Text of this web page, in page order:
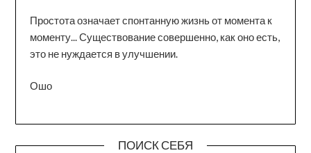
Простота означает спонтанную жизнь от момента к
моменту... Существование совершенно, как оно есть,
это не нуждается в улучшении.
Ошо
ПОИСК СЕБЯ